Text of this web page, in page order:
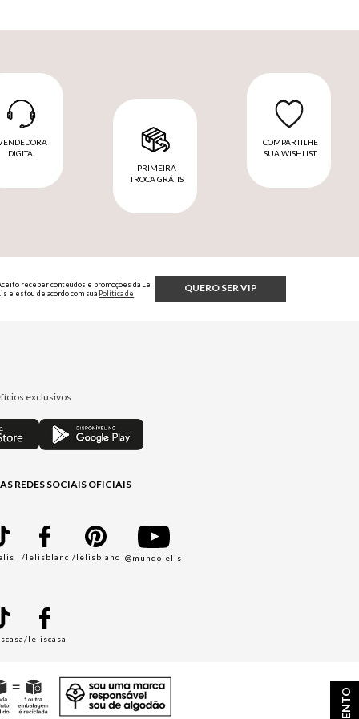
DIGITAL
PRIMEIRA
TROCA GRÁTIS
COMPARTILHE
SUA WISHLIST
QUERO SER VIP
receber conteúdos e promoções da Le
e estou de acordo com sua Política de
exclusivos
REDES SOCIAIS OFICIAIS
/lelisblanc /lelisblanc @mundolelis
/leliscasa